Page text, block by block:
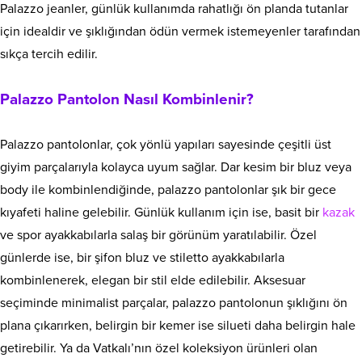
Palazzo jeanler, günlük kullanımda rahatlığı ön planda tutanlar
için idealdir ve şıklığından ödün vermek istemeyenler tarafından
sıkça tercih edilir.
Palazzo Pantolon Nasıl Kombinlenir?
Palazzo pantolonlar, çok yönlü yapıları sayesinde çeşitli üst
giyim parçalarıyla kolayca uyum sağlar. Dar kesim bir bluz veya
body ile kombinlendiğinde, palazzo pantolonlar şık bir gece
kıyafeti haline gelebilir. Günlük kullanım için ise, basit bir kazak
ve spor ayakkabılarla salaş bir görünüm yaratılabilir. Özel
günlerde ise, bir şifon bluz ve stiletto ayakkabılarla
kombinlenerek, elegan bir stil elde edilebilir. Aksesuar
seçiminde minimalist parçalar, palazzo pantolonun şıklığını ön
plana çıkarırken, belirgin bir kemer ise silueti daha belirgin hale
getirebilir. Ya da Vatkalı’nın özel koleksiyon ürünleri olan